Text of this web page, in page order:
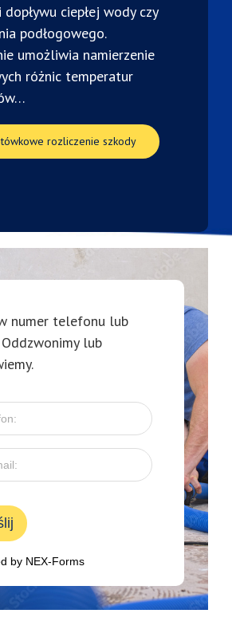
ciepłej wody czy
podłogowego.
umożliwia namierzenie
różnic temperatur
rozliczenie szkody
numer telefonu lub
lub
by NEX-Forms